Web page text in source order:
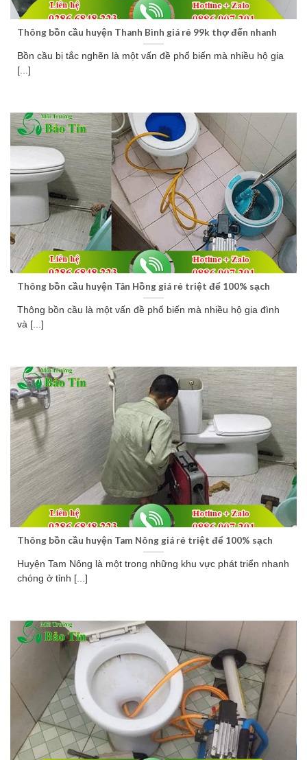
Thông bồn cầu huyện Thanh Bình giá rẻ 99k thợ đến nhanh
Bồn cầu bị tắc nghẽn là một vấn đề phổ biến mà nhiều hộ gia
[...]
Thông bồn cầu huyện Tân Hồng giá rẻ triệt để 100% sạch
Thông bồn cầu là một vấn đề phổ biến mà nhiều hộ gia đình
và [...]
Thông bồn cầu huyện Tam Nông giá rẻ triệt để 100% sạch
Huyện Tam Nông là một trong những khu vực phát triển nhanh
chóng ở tỉnh [...]